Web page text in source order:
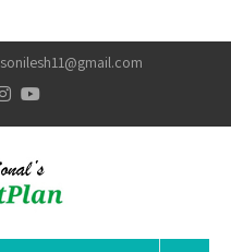
sonilesh11@gmail.com